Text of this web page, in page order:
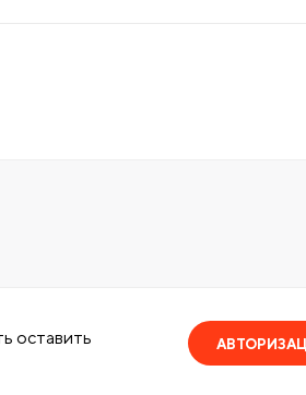
оставить